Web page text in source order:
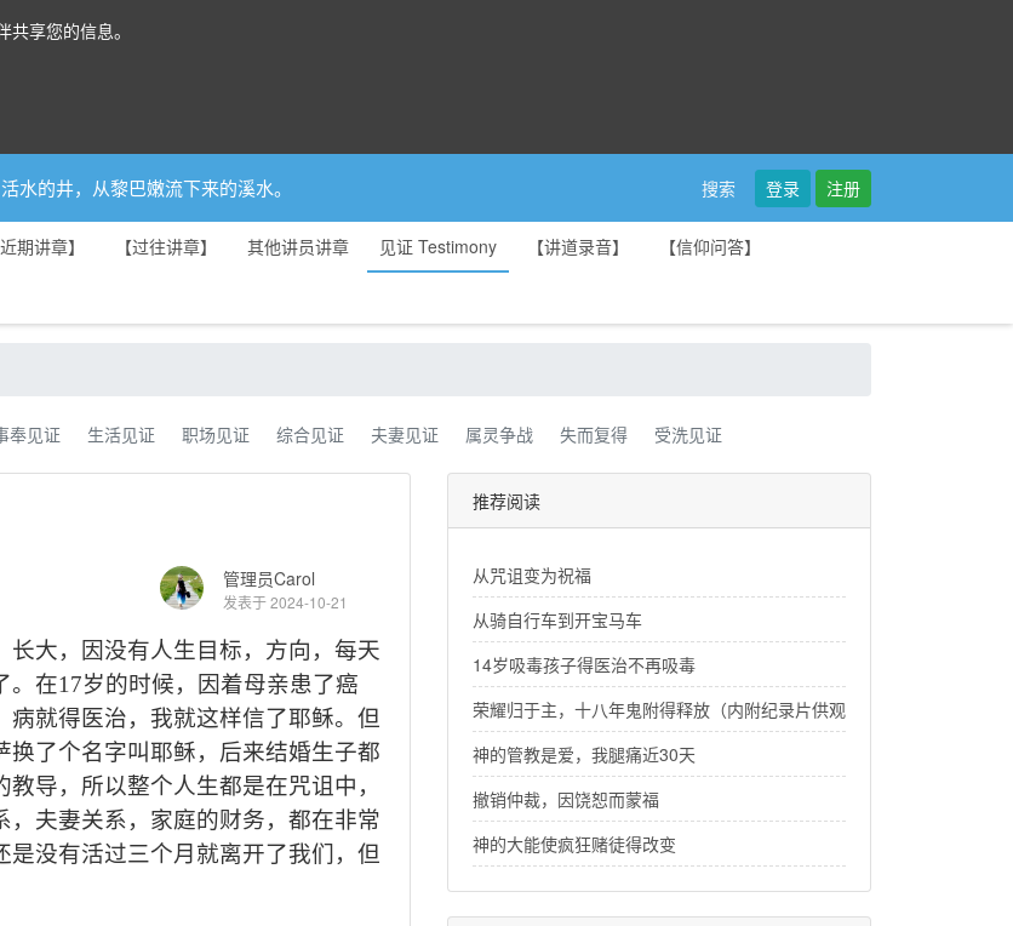
享您的信息。
水的井，从黎巴嫩流下来的溪水。 搜索 登录 注册
近期讲章】 【过往讲章】 其他讲员讲章 见证 Testimony 【讲道录音】 【信仰问答】
奉见证 生活见证 职场见证 综合见证 夫妻见证 属灵争战 失而复得 受洗见证
管理员Carol
发表于 2024-10-21
大，因没有人生目标，方向，每天
。在17岁的时候，因着母亲患了癌
就得医治，我就这样信了耶稣。但
了个名字叫耶稣，后来结婚生子都
导，所以整个人生都是在咒诅中，
，夫妻关系，家庭的财务，都在非常
没有活过三个月就离开了我们，但
推荐阅读
从咒诅变为祝福
从骑自行车到开宝马车
14岁吸毒孩子得医治不再吸毒
荣耀归于主，十八年鬼附得释放（内附纪录片供观看）
神的管教是爱，我腿痛近30天
撤销仲裁，因饶恕而蒙福
神的大能使疯狂赌徒得改变